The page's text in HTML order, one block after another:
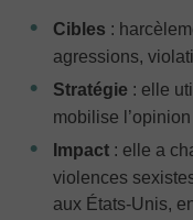
Cibles :
agressions,
Stratégie : elle
mobilise
Impact : elle a
violences
aux États‑Unis,